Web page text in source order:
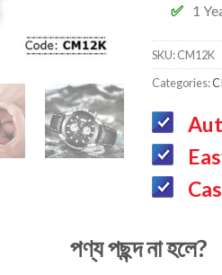
1
SKU:CM12K
Categories:
পণ্য পছন্দ না হলে?